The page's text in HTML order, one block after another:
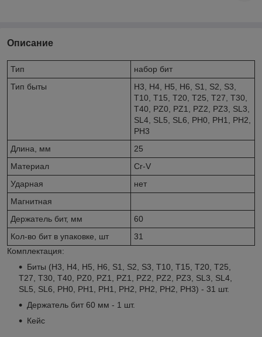
Описание
Тип
набор бит
Тип быты
H3, H4, H5, H6, S1, S2, S3,
T10, T15, T20, T25, T27, T30,
T40, PZ0, PZ1, PZ2, PZ3, SL3,
SL4, SL5, SL6, PH0, PH1, PH2,
PH3
Длина, мм
25
Материал
Cr-V
Ударная
нет
Магнитная
Держатель бит, мм
60
Кол-во бит в упаковке, шт
31
Комплектация:
Биты (H3, H4, H5, H6, S1, S2, S3, T10, T15, T20, T25,
T27, T30, T40, PZ0, PZ1, PZ1, PZ2, PZ2, PZ3, SL3, SL4,
SL5, SL6, PH0, PH1, PH1, PH2, PH2, PH2, PH3) - 31 шт.
Держатель бит 60 мм - 1 шт.
Кейс